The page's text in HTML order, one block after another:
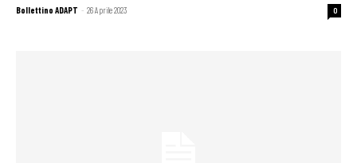
Bollettino ADAPT - 26 Aprile 2023 0